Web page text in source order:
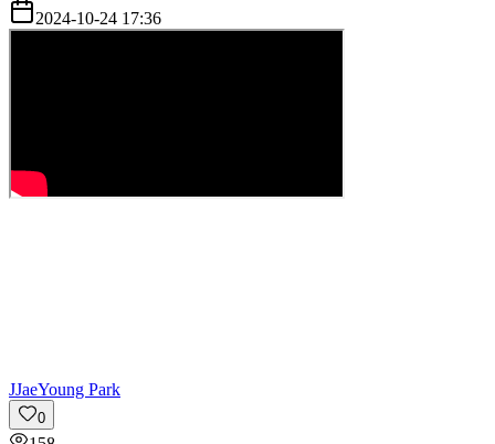
2024-10-24 17:36
JJaeYoung Park
0